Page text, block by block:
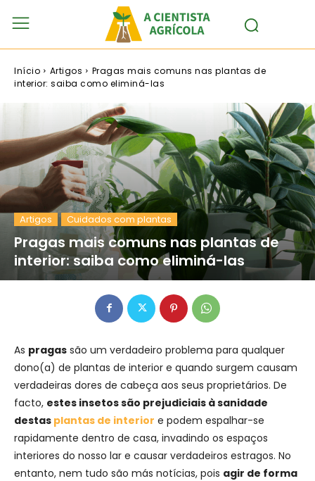
Início Artigos
Pragas mais comuns nas plantas de
interior: saiba como eliminá-las
Artigos Cuidados com plantas
Pragas mais comuns nas plantas de
interior: saiba como eliminá-las
As pragas são um verdadeiro problema para qualquer
dono(a) de plantas de interior e quando surgem causam
verdadeiras dores de cabeça aos seus proprietários. De
facto, estes insetos são prejudiciais à sanidade
destas plantas de interior e podem espalhar-se
rapidamente dentro de casa, invadindo os espaços
interiores do nosso lar e causar verdadeiros estragos. No
entanto, nem tudo são más notícias, pois agir de forma